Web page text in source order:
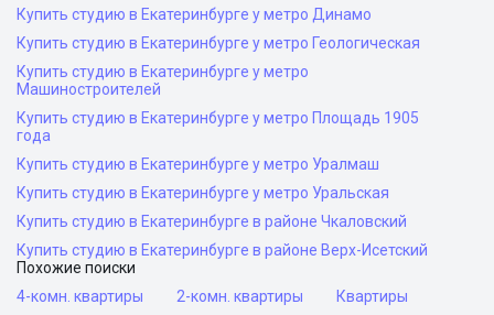
Купить студию в Екатеринбурге у метро Динамо
Купить студию в Екатеринбурге у метро Геологическая
Купить студию в Екатеринбурге у метро
Машиностроителей
Купить студию в Екатеринбурге у метро Площадь 1905
года
Купить студию в Екатеринбурге у метро Уралмаш
Купить студию в Екатеринбурге у метро Уральская
Купить студию в Екатеринбурге в районе Чкаловский
Купить студию в Екатеринбурге в районе Верх-Исетский
Похожие поиски
4-комн. квартиры
2-комн. квартиры
Квартиры